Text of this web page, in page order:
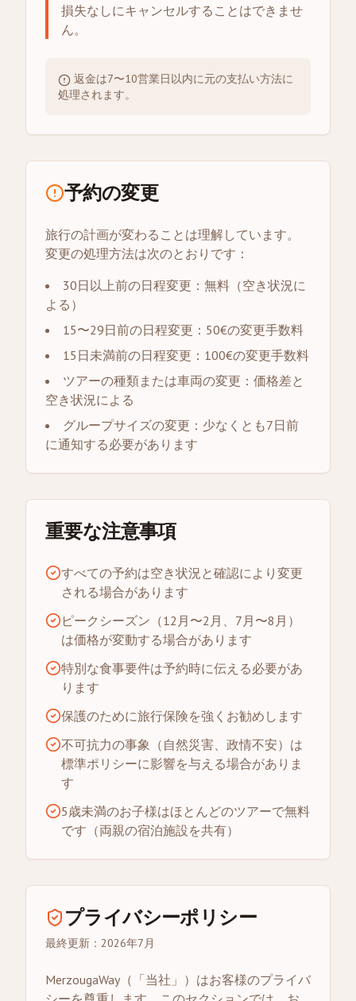
損失なしにキャンセルすることはできませ
ん。
返金は7〜10営業日以内に元の支払い方法に
処理されます。
予約の変更
旅行の計画が変わることは理解しています。
変更の処理方法は次のとおりです：
30日以上前の日程変更：無料（空き状況に
よる）
15〜29日前の日程変更：50€の変更手数料
15日未満前の日程変更：100€の変更手数料
ツアーの種類または車両の変更：価格差と
空き状況による
グループサイズの変更：少なくとも7日前
に通知する必要があります
重要な注意事項
すべての予約は空き状況と確認により変更
される場合があります
ピークシーズン（12月〜2月、7月〜8月）
は価格が変動する場合があります
特別な食事要件は予約時に伝える必要があ
ります
保護のために旅行保険を強くお勧めします
不可抗力の事象（自然災害、政情不安）は
標準ポリシーに影響を与える場合がありま
す
5歳未満のお子様はほとんどのツアーで無料
です（両親の宿泊施設を共有）
プライバシーポリシー
最終更新：2026年7月
MerzougaWay（「当社」）はお客様のプライバ